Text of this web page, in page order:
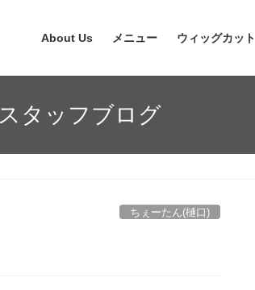
About Us メニュー ウィッグカット
スタッフブログ
ちぇーたん(樋口)